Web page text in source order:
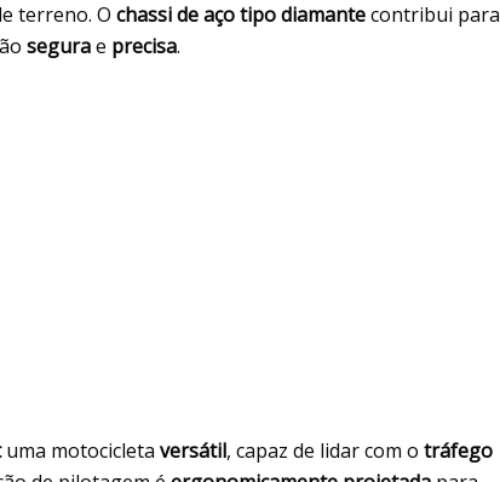
terreno. O chassi de aço tipo diamantecontribui para
segurae precisa.
uma motocicleta versátil, capaz de lidar com o tráfego